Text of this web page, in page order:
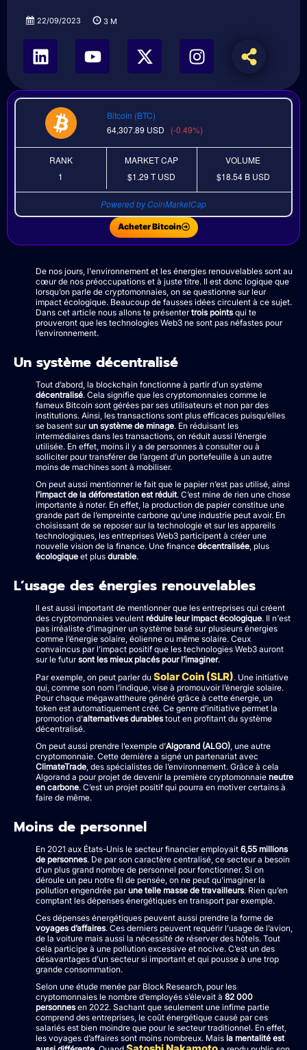
22/09/2023 3 M
Bitcoin (BTC)
64,307.89 USD (-0.49%)
RANK
1
MARKET CAP
$1.29 TUSD
VOLUME
$18.54 B USD
Powered by CoinMarketCap
Acheter Bitcoin
De nos jours, l'environnement et les énergies renouvelables sont au
cœur de nos préoccupations et à juste titre. Il est donc logique que
lorsqu’on parle de cryptomonnaies, on se questionne sur leur
impact écologique. Beaucoup de fausses idées circulent à ce sujet.
Dans cet article nous allons te présenter trois points qui te
prouveront que les technologies Web3 ne sont pas néfastes pour
l’environnement.
Un système décentralisé
Tout d’abord, la blockchain fonctionne à partir d’un système
décentralisé. Cela signifie que les cryptomonnaies comme le
fameux Bitcoin sont gérées par ses utilisateurs et non par des
institutions. Ainsi, les transactions sont plus efficaces puisqu’elles
se basent sur un système de minage. En réduisant les
intermédiaires dans les transactions, on réduit aussi l’énergie
utilisée. En effet, moins il y a de personnes à consulter ou à
solliciter pour transférer de l’argent d’un portefeuille à un autre
moins de machines sont à mobiliser.
On peut aussi mentionner le fait que le papier n’est pas utilisé, ainsi
l’impact de la déforestation est réduit. C’est mine de rien une chose
importante à noter. En effet, la production de papier constitue une
grande part de l’empreinte carbone qu’une industrie peut avoir. En
choisissant de se reposer sur la technologie et sur les appareils
technologiques, les entreprises Web3 participent à créer une
nouvelle vision de la finance. Une finance décentralisée, plus
écologique et plus durable.
L’usage des énergies renouvelables
Il est aussi important de mentionner que les entreprises qui créent
des cryptomonnaies veulent réduire leur impact écologique. Il n'est
pas irréaliste d’imaginer un système basé sur plusieurs énergies
comme l’énergie solaire, éolienne ou même solaire. Ceux
convaincus par l’impact positif que les technologies Web3 auront
sur le futur sont les mieux placés pour l’imaginer.
Par exemple, on peut parler du Solar Coin (SLR). Une initiative
qui, comme son nom l’indique, vise à promouvoir l’énergie solaire.
Pour chaque mégawattheure généré grâce à cette énergie, un
token est automatiquement créé. Ce genre d’initiative permet la
promotion d’alternatives durables tout en profitant du système
décentralisé.
On peut aussi prendre l’exemple d’Algorand (ALGO), une autre
cryptomonnaie. Cette dernière a signé un partenariat avec
ClimateTrade, des spécialistes de l’environnement. Grâce à cela
Algorand a pour projet de devenir la première cryptomonnaie neutre
en carbone. C’est un projet positif qui pourra en motiver certains à
faire de même.
Moins de personnel
En 2021 aux États-Unis le secteur financier employait 6,55 millions
de personnes. De par son caractère centralisé, ce secteur a besoin
d’un plus grand nombre de personnel pour fonctionner. Si on
déroule un peu notre fil de pensée, on ne peut qu’imaginer la
pollution engendrée par une telle masse de travailleurs. Rien qu’en
comptant les dépenses énergétiques en transport par exemple.
Ces dépenses énergétiques peuvent aussi prendre la forme de
voyages d’affaires. Ces derniers peuvent requérir l’usage de l’avion,
de la voiture mais aussi la nécessité de réserver des hôtels. Tout
cela participe à une pollution excessive et nocive. C’est un des
désavantages d’un secteur si important et qui pousse à une trop
grande consommation.
Selon une étude menée par Block Research, pour les
cryptomonnaies le nombre d’employés s’élevait à 82 000
personnes en 2022. Sachant que seulement une infime partie
comprend des entreprises, le coût énergétique causé par ces
salariés est bien moindre que pour le secteur traditionnel. En effet,
les voyages d’affaires sont moins nombreux. Mais la mentalité est